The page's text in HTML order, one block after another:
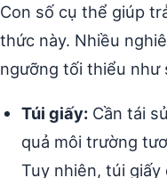
Con số cụ thể giúp
thức này. Nhiều
ngưỡng tối thiểu như
Túi giấy: Cần tái
quả môi trường
Tuy nhiên, túi giấy